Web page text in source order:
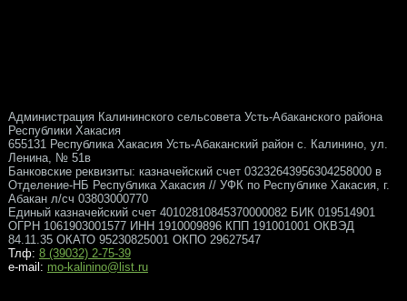
Администрация Калининского сельсовета Усть-Абаканского района
Республики Хакасия
655131 Республика Хакасия Усть-Абаканский район с. Калинино, ул.
Ленина, № 51в
Банковские реквизиты: казначейский счет 03232643956304258000 в
Отделение-НБ Республика Хакасия // УФК по Республике Хакасия, г.
Абакан л/сч 03803000770
Единый казначейский счет 40102810845370000082 БИК 019514901
ОГРН 1061903001577 ИНН 1910009896 КПП 191001001 ОКВЭД
84.11.35 ОКАТО 95230825001 ОКПО 29627547
Тлф: 8 (39032) 2-75-39
e-mail: mo-kalinino@list.ru